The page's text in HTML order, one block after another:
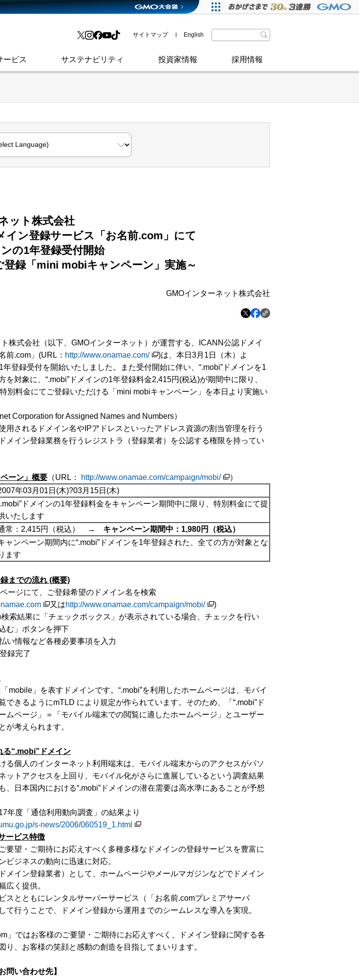
渋谷フクラス入館方法
取材のお申し込みについて
ービス
その他
サステナビリティ
SDGsへの取り組み
政府・自治体からの認定
投資家情報
質問 格付・社債情報
採用情報
サイトマップ English
ット株式会社
イン登録サービス「お名前.com」にて
の1年登録受付開始
登録「mini mobiキャンペーン」実施～
GMOインターネット株式会社
株式会社（以下、GMOインターネット）が運営する、ICANN公認ドメイ
前.com」(URL： http://www.onamae.com/
)は、本日3月1日（木）よ
年登録受付を開始いたしました。また受付開始に伴い、“.mobi”ドメインを1
を対象に、“.mobi”ドメインの1年登録料金2,415円(税込)が期間中に限り、
別料金にてご登録いただける「mini mobiキャンペーン」を本日より実施い
Corporation for Assigned Names and Numbers）
用されるドメイン名やIPアドレスといったアドレス資源の割当管理を行う
メイン登録業務を行うレジストラ（登録業者）を公認する権限を持ってい
ーン」概要 （URL： http://www.onamae.com/campaign/mobi/
）
年03月01日(木)?03月15日(木)
ドメインの1年登録料金をキャンペーン期間中に限り、特別料金にて提
いたします
常：2,415円（税込） → キャンペーン期間中： 1,980円（税込）
ャンペーン期間内に“.mobi”ドメインを1年登録された、全ての方が対象とな
ます
までの流れ (概要)
ージにて、ご登録希望のドメイン名を検索
又はhttp://www.onamae.com/campaign/mobi/
)
検索結果に「チェックボックス」が表示されている場合、チェックを行い
む」ボタンを押下
い情報など各種必要事項を入力
録完了
mobile」を表すドメインです。“.mobi”を利用したホームページは、モバイ
できるようにmTLD により規定が作られています。そのため、「“.mobi”ド
ムページ」＝「モバイル端末での閲覧に適したホームページ」とユーザー
が考えられます。
る“.mobi”ドメイン
る個人のインターネット利用端末は、モバイル端末からのアクセスがパソ
ットアクセスを上回り、モバイル化がさらに進展しているという調査結果
、日本国内における“.mobi”ドメインの潜在需要は高水準にあることが予想
年度「通信利用動向調査」の結果より
s-news/2006/060519_1.html
ービス特徴
要望・ご期待にお応えすべく多種多様なドメインの登録サービスを豊富に
ビジネスの動向に迅速に対応。
メイン登録業者）として、ホームページやメールマガジンなどでドメイン
広く提供。
スとともにレンタルサーバーサービス（「お名前.comプレミアサーバ
て行うことで、ドメイン登録から運用までのシームレスな導入を実現。
」ではお客様のご要望・ご期待にお応えすべく、ドメイン登録に関する各
り、お客様の笑顔と感動の創造を目指してまいります。
問い合わせ先】